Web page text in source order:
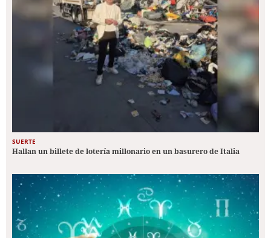
SUERTE
Hallan un billete de lotería millonario en un basurero de Italia